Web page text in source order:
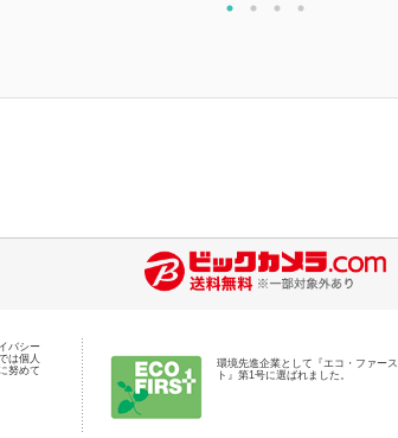
バシー
は個人
努めて
環境先進企業として『エコ・ファース
ト』第1号に選ばれました。